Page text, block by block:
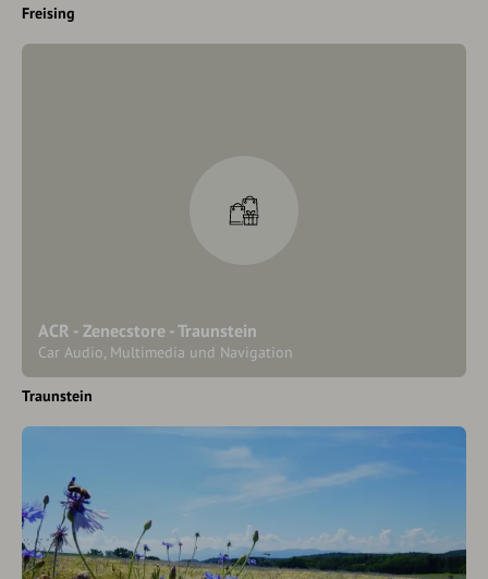
Freising
ACR - Zenecstore - Traunstein
Car Audio, Multimedia und Navigation
Traunstein